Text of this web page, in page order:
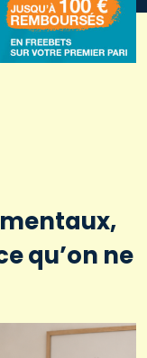
qu’on ne